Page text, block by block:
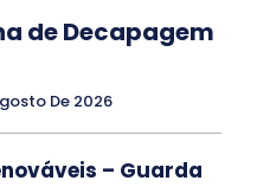
de Decapagem
De 2026
– Guarda